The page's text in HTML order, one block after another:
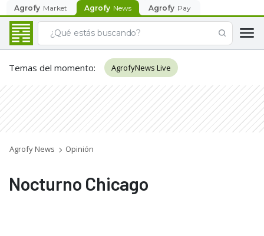
Agrofy Market Agrofy News Agrofy Pay
Temas del momento: AgrofyNews Live
Agrofy News Opinión
Nocturno Chicago